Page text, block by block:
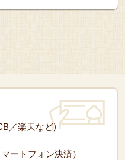
／楽天など)
ートフォン決済）